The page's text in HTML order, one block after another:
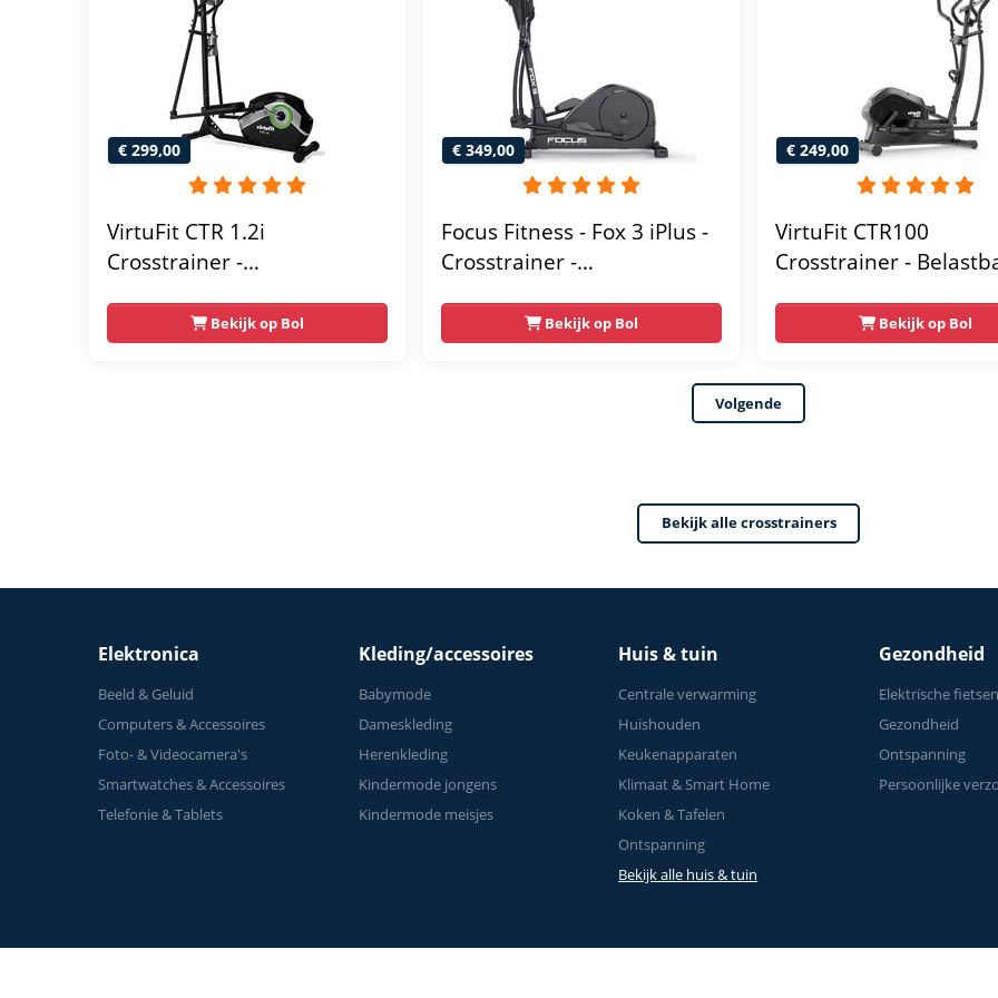
€ 299,00
VirtuFit CTR 1.2i
Crosstrainer -
Programma's - Bluetooth -
Crosstrainers Fitness
Bekijk op Bol
€ 349,00
Focus Fitness - Fox 3 iPlus -
Crosstrainer -
Weerstandsniveaus
Bekijk op Bol
€ 249,00
VirtuFit CTR100
Crosstrainer -
Weerstandsniveaus - 4
trainingsprogrammas
tablethouder -
Hartslagsensoren -
Bekijk op Bol
Volgende
Bekijk alle crosstrainers
Elektronica
Beeld & Geluid
Computers & Accessoires
Foto- & Videocamera's
Smartwatches & Accessoires
Telefonie & Tablets
Kleding/accessoires
Babymode
Dameskleding
Herenkleding
Kindermode jongens
Kindermode meisjes
Huis & tuin
Centrale verwarming
Huishouden
Keukenapparaten
Klimaat & Smart Home
Koken & Tafelen
Ontspanning
Bekijk alle huis & tuin
Gezondheid
Elektrische fietsen
Gezondheid
Ontspanning
Persoonlijke